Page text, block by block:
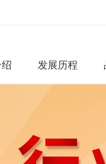
发展历程